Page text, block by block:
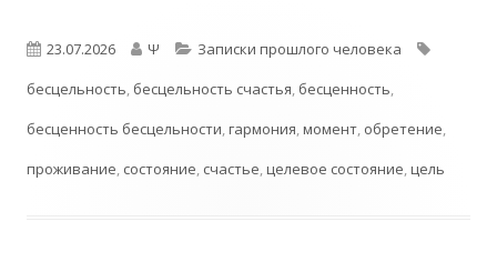
Опубликовано
23.07.2026 Автор
Ψ Рубрики
Записки прошлого человека
бесцельность, бесцельность счастья, бесценность,
бесценность бесцельности,гармония,момент, обретение,
проживание, состояние, счастье,целевое состояние,цель